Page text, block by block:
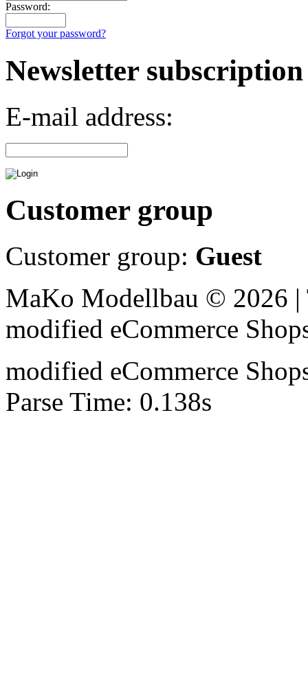
Password:
Forgot your password?
Newsletter subscription
E-mail address:
Customer group
Customer group: Guest
MaKo Modellbau © 2026
modified eCommerce
modified eCommerce
Parse Time: 0.138s